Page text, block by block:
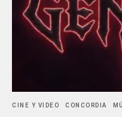
CINE Y VIDEO CONCORDIA